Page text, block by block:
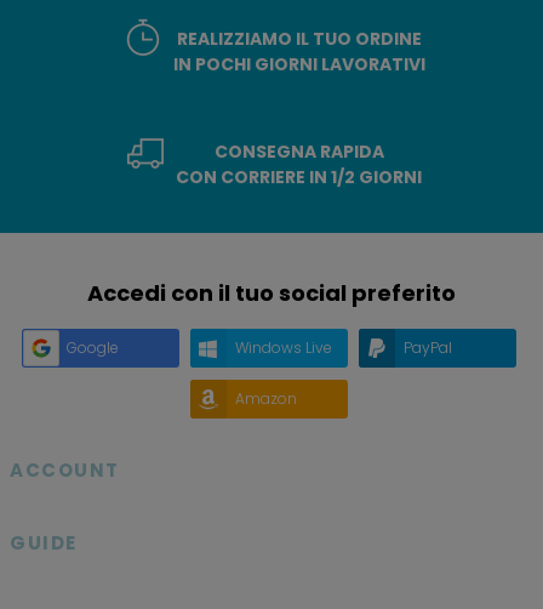
REALIZZIAMO IL TUO ORDINE
IN POCHI GIORNI LAVORATIVI
CONSEGNA RAPIDA
CON CORRIERE IN 1/2 GIORNI
Accedi con il tuo social preferito
Google Windows Live PayPal
Amazon
ACCOUNT
GUIDE